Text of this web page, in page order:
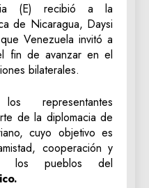
(E) recibió a la
de Nicaragua, Daysi
Venezuela invitó a
fin de avanzar en el
bilaterales.
representantes
de la diplomacia de
cuyo objetivo es
cooperación y
los pueblos del